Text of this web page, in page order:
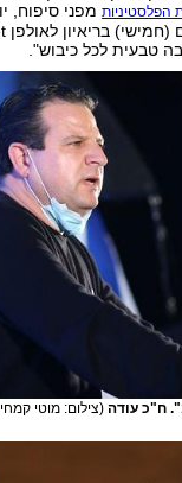
הפלסטיניותמפני סיפוח,
טבעית לכל כיבוש".
(צילום: מוטי